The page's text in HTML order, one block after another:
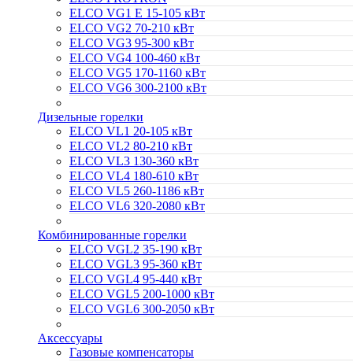
ELCO VG1 E 15-105 кВт
ELCO VG2 70-210 кВт
ELCO VG3 95-300 кВт
ELCO VG4 100-460 кВт
ELCO VG5 170-1160 кВт
ELCO VG6 300-2100 кВт
Дизельные горелки
ELCO VL1 20-105 кВт
ELCO VL2 80-210 кВт
ELCO VL3 130-360 кВт
ELCO VL4 180-610 кВт
ELCO VL5 260-1186 кВт
ELCO VL6 320-2080 кВт
Комбинированные горелки
ELCO VGL2 35-190 кВт
ELCO VGL3 95-360 кВт
ELCO VGL4 95-440 кВт
ELCO VGL5 200-1000 кВт
ELCO VGL6 300-2050 кВт
Аксессуары
Газовые компенсаторы